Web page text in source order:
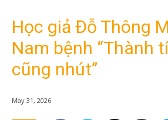
Học giả Đỗ Thông
Nam bệnh “Thành
cũng nhút”
May 31, 2026